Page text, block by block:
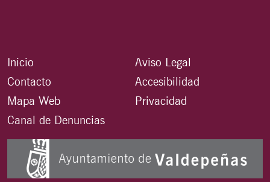
Inicio
Contacto
Mapa Web
Canal de Denuncias
Aviso Legal
Accesibilidad
Privacidad